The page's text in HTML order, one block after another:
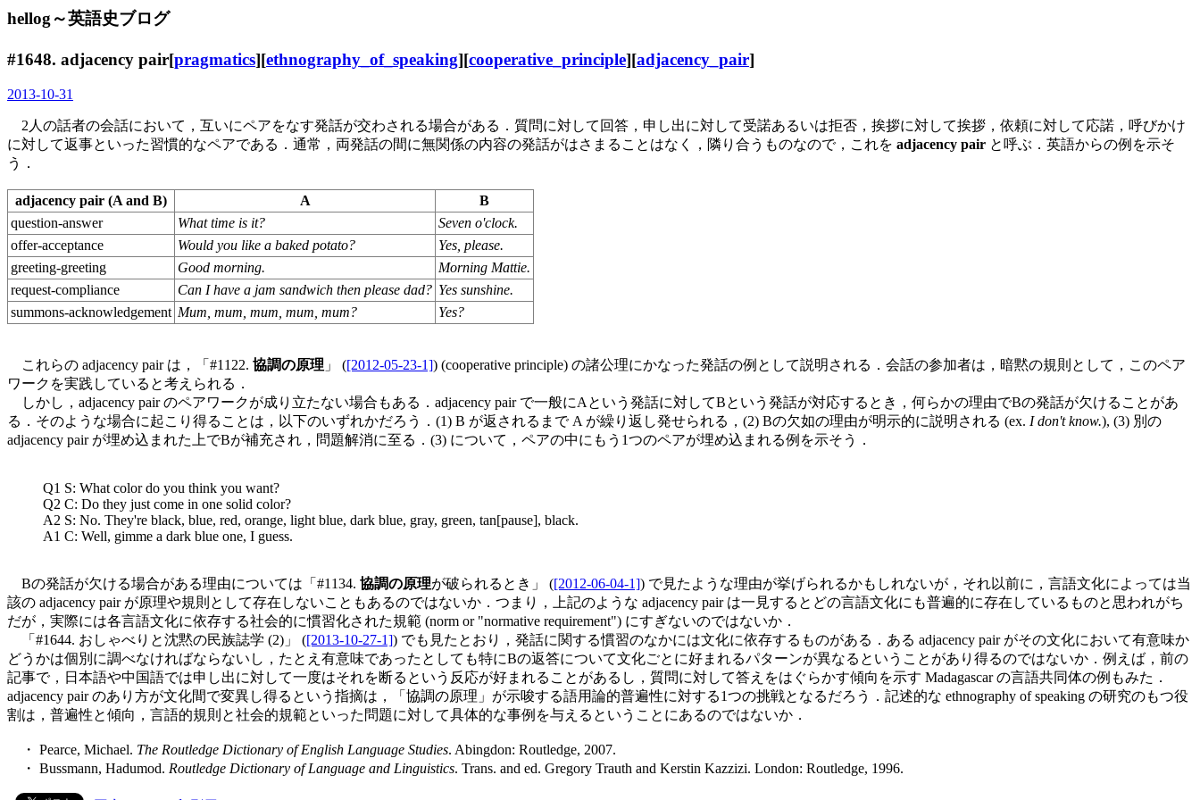
hellog～英語史ブログ
#1648. adjacency pair[pragmatics][ethnography_of_speaking][cooperative_principle][adjacency_pair]
2013-10-31
2人の話者の会話において，互いにペアをなす発話が交わされる場合がある．質問に対して回答，申し出に対して受諾あるいは拒否，挨拶に対して挨拶，依頼に対して応諾，呼びかけ
に対して返事といった習慣的なペアである．通常，両発話の間に無関係の内容の発話がはさまることはなく，隣り合うものなので，これを adjacency pair と呼ぶ．英語からの例を示そ
う．
adjacency pair (A and B) A
B
question-answer
What time is it?
Seven o'clock.
offer-acceptance
Would you like a baked potato?
Yes, please.
greeting-greeting
Good morning.
Morning Mattie.
request-compliance
Can I have a jam sandwich then please dad? Yes sunshine.
summons-acknowledgement Mum, mum, mum, mum, mum? Yes?
これらの adjacency pair は，「#1122. 協調の原理 」 ([2012-05-23-1]) (cooperative principle) の諸公理にかなった発話の例として説明される．会話の参加者は，暗黙の規則として，このペア
ワークを実践していると考えられる．
しかし，adjacency pair のペアワークが成り立たない場合もある．adjacency pair で一般にAという発話に対してBという発話が対応するとき，何らかの理由でBの発話が欠けることがあ
る．そのような場合に起こり得ることは，以下のいずれかだろう．(1) B が返されるまで A が繰り返し発せられる，(2) Bの欠如の理由が明示的に説明される (ex. I don't know.), (3) 別の
adjacency pair が埋め込まれた上でBが補充され，問題解消に至る．(3) について，ペアの中にもう1つのペアが埋め込まれる例を示そう．
Q1 S: What color do you think you want?
Q2 C: Do they just come in one solid color?
A2 S: No. They're black, blue, red, orange, light blue, dark blue, gray, green, tan[pause], black.
A1 C: Well, gimme a dark blue one, I guess.
Bの発話が欠ける場合がある理由については「#1134. 協調の原理が破られるとき」 ([2012-06-04-1]) で見たような理由が挙げられるかもしれないが，それ以前に，言語文化によっては当
該の adjacency pair が原理や規則として存在しないこともあるのではないか．つまり，上記のような adjacency pair は一見するとどの言語文化にも普遍的に存在しているものと思われがち
だが，実際には各言語文化に依存する社会的に慣習化された規範 (norm or "normative requirement") にすぎないのではないか．
「#1644. おしゃべりと沈黙の民族誌学 (2)」 ([2013-10-27-1]) でも見たとおり，発話に関する慣習のなかには文化に依存するものがある．ある adjacency pair がその文化において有意味か
どうかは個別に調べなければならないし，たとえ有意味であったとしても特にBの返答について文化ごとに好まれるパターンが異なるということがあり得るのではないか．例えば，前の
記事で，日本語や中国語では申し出に対して一度はそれを断るという反応が好まれることがあるし，質問に対して答えをはぐらかす傾向を示す Madagascar の言語共同体の例もみた．
adjacency pair のあり方が文化間で変異し得るという指摘は，「協調の原理」が示唆する語用論的普遍性に対する1つの挑戦となるだろう．記述的な ethnography of speaking の研究のもつ役
割は，普遍性と傾向，言語的規則と社会的規範といった問題に対して具体的な事例を与えるということにあるのではないか．
・ Pearce, Michael. The Routledge Dictionary of English Language Studies. Abingdon: Routledge, 2007.
・ Bussmann, Hadumod. Routledge Dictionary of Language and Linguistics. Trans. and ed. Gregory Trauth and Kerstin Kazzizi. London: Routledge, 1996.